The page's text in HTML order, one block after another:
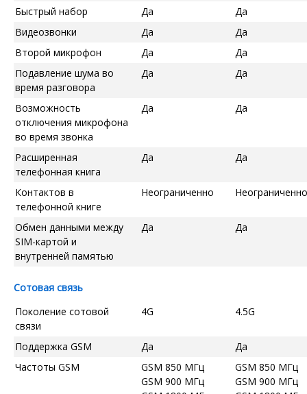
Быстрый набор
Да
Да
Видеозвонки
Да
Да
Второй микрофон
Да
Да
Подавление шума во
время разговора
Да Да
Возможность
отключения микрофона
во время звонка
Да Да
Расширенная
телефонная книга
Да Да
Контактов в
телефонной книге
Неограниченно Неограниченно
Обмен данными между
SIM-картой и
внутренней памятью
Да Да
Сотовая связь
Поколение сотовой
связи
4G 4.5G
Поддержка GSM Да
Да
Частоты GSM
GSM 850 МГц
GSM 900 МГц
GSM 850 МГц
GSM 900 МГц